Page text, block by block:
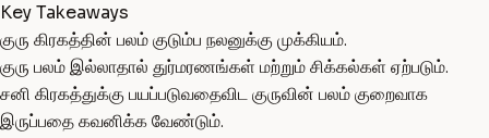
Key Takeaways
குரு கிரகத்தின் பலம் குடும்ப நலனுக்கு முக்கியம்.
குரு பலம் இல்லாதால் துர்மரணங்கள் மற்றும் சிக்கல்கள் ஏற்படும்.
சனி கிரகத்துக்கு பயப்படுவதைவிட குருவின் பலம் குறைவாக
இருப்பதை கவனிக்க வேண்டும்.